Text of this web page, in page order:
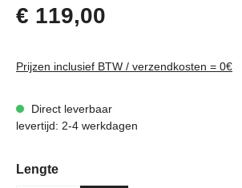
€ 119,00
Prijzen inclusief BTW / verzendkosten = 0€
Direct leverbaar
levertijd: 2-4 werkdagen
Selecteer
Lengte